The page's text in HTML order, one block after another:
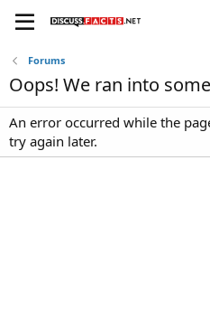
Forums
Oops! We ran into
An error occurred while the
try again later.